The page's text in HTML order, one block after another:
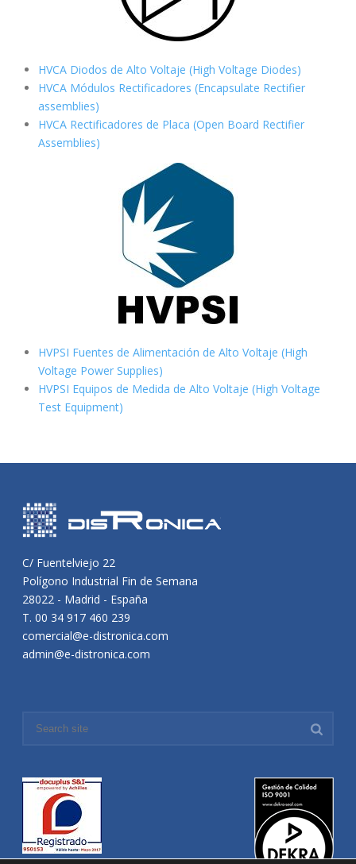
HVCA Diodos de Alto Voltaje (High Voltage Diodes)
HVCA Módulos Rectificadores (Encapsulate Rectifier
assemblies)
HVCA Rectificadores de Placa (Open Board Rectifier
Assemblies)
HVPSI Fuentes de Alimentación de Alto Voltaje (High
Voltage Power Supplies)
HVPSI Equipos de Medida de Alto Voltaje (High Voltage
Test Equipment)
C/ Fuentelviejo 22
Polígono Industrial Fin de Semana
28022 - Madrid - España
T. 00 34 917 460 239
comercial@e-distronica.com
admin@e-distronica.com